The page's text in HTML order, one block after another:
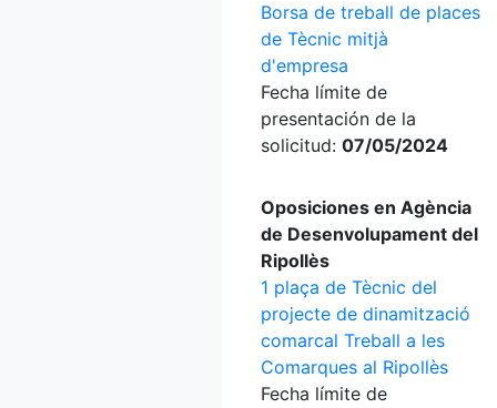
Borsa de treball de places
de Tècnic mitjà
d'empresa
Fecha límite de
presentación de la
solicitud: 07/05/2024
Oposiciones en Agència
de Desenvolupament del
Ripollès
1 plaça de Tècnic del
projecte de dinamització
comarcal Treball a les
Comarques al Ripollès
Fecha límite de